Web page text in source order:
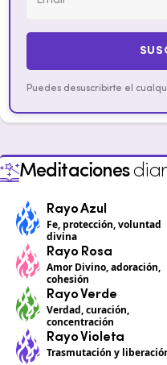
Puedes desuscribirte el
Meditaciones
Rayo Azul
Fe, protección, voluntad
divina
Rayo Rosa
Amor Divino, adoración,
cohesión
Rayo Verde
Verdad, curación,
concentración
Rayo Violeta
Trasmutación y